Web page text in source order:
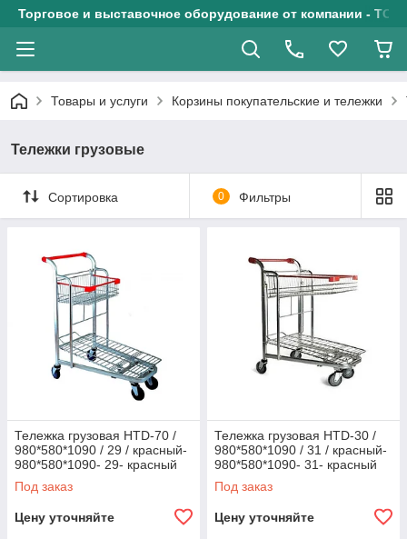
Торговое и выставочное оборудование от компании - ТОО
Товары и услуги Корзины покупательские и тележки
Тележки грузовые
Сортировка 0 Фильтры
Тележка грузовая HTD-70 /
980*580*1090 / 29 / красный-
980*580*1090- 29- красный
Под заказ
Цену уточняйте
Тележка грузовая HTD-30 /
980*580*1090 / 31 / красный-
980*580*1090- 31- красный
Под заказ
Цену уточняйте